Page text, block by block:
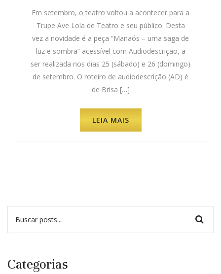
Em setembro, o teatro voltou a acontecer para a
Trupe Ave Lola de Teatro e seu público. Desta
vez a novidade é a peça “Manaós – uma saga de
luz e sombra” acessível com Audiodescrição, a
ser realizada nos dias 25 (sábado) e 26 (domingo)
de setembro. O roteiro de audiodescrição (AD) é
de Brisa […]
LEIA MAIS
Categorias